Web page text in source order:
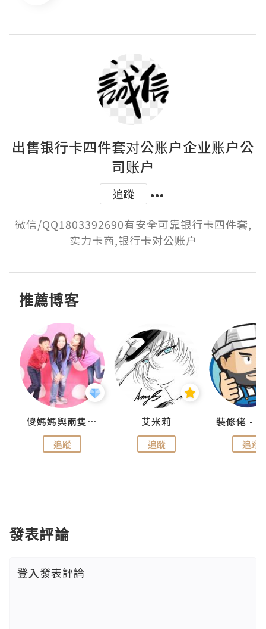
出售银行卡四件套对公账户企业账户公
司账户
追蹤
微信/QQ1803392690有安全可靠银行卡四件套,
实力卡商,银行卡对公账户
推薦博客
儍媽媽與兩隻小魔怪之家
追蹤
艾米莉
追蹤 追蹤
發表評論
登入發表評論